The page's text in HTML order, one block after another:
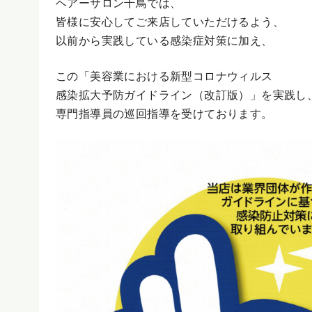
ヘアーサロン千鳥では、
皆様に安心してご来店していただけるよう、
以前から実践している感染症対策に加え、
この「美容業における新型コロナウィルス
感染拡大予防ガイドライン（改訂版）」を実践し
専門指導員の巡回指導を受けております。